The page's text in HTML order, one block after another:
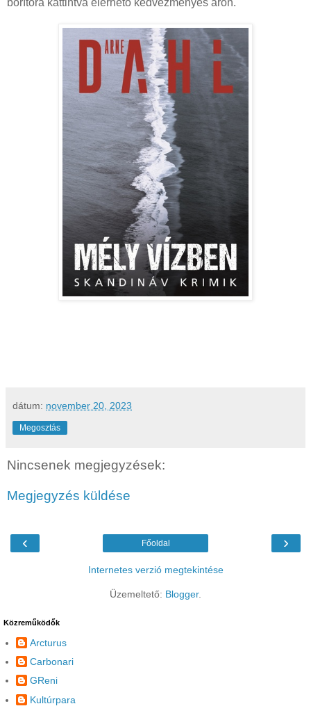
borítóra kattintva elérhető kedvezményes áron.
dátum: november 20, 2023
Megosztás
Nincsenek megjegyzések:
Megjegyzés küldése
‹ ›
Főoldal
Internetes verzió megtekintése
Üzemeltető: Blogger.
Közreműködők
Arcturus
Carbonari
GReni
Kultúrpara